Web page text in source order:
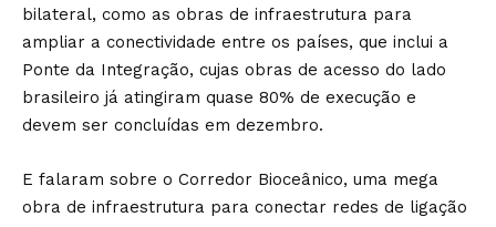
bilateral, como as obras de infraestrutura para
ampliar a conectividade entre os países, que inclui a
Ponte da Integração, cujas obras de acesso do lado
brasileiro já atingiram quase 80% de execução e
devem ser concluídas em dezembro.
E falaram sobre o Corredor Bioceânico, uma mega
obra de infraestrutura para conectar redes de ligação